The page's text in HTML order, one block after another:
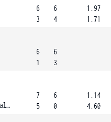
6
3
6
4
1.97
1.71
6
1
6
3
Dedura-Palomero
7
5
6
0
1.14
4.60